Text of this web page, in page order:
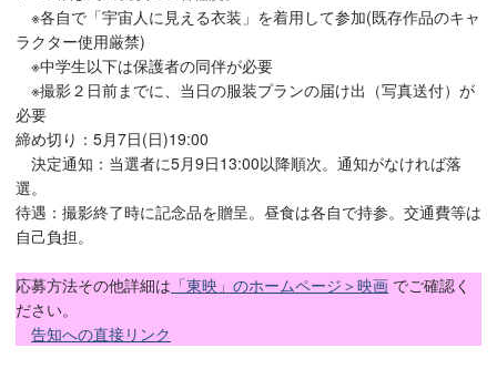
※各自で「宇宙人に見える衣装」を着用して参加(既存作品のキャ
ラクター使用厳禁)
※中学生以下は保護者の同伴が必要
※撮影２日前までに、当日の服装プランの届け出（写真送付）が
必要
締め切り：5月7日(日)19:00
決定通知：当選者に5月9日13:00以降順次。通知がなければ落
選。
待遇：撮影終了時に記念品を贈呈。昼食は各自で持参。交通費等は
自己負担。
応募方法その他詳細は 「東映」のホームページ＞映画 でご確認く
ださい。
告知への直接リンク